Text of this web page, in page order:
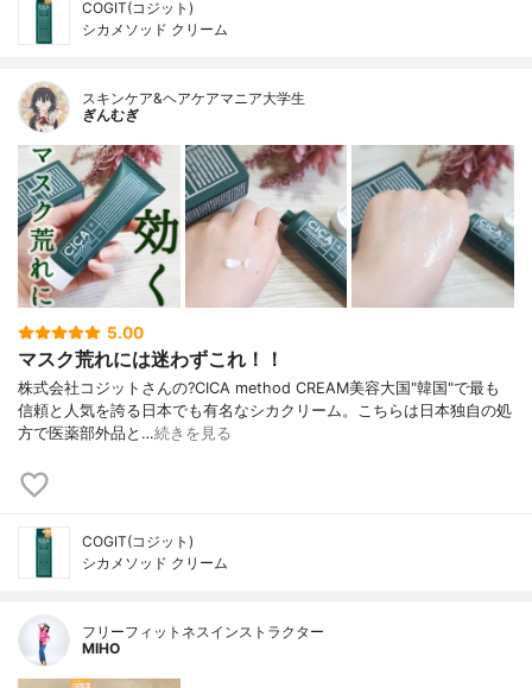
COGIT(コジット)
シカメソッド クリーム
スキンケア&ヘアケアマニア大学生
ぎんむぎ
5.00
マスク荒れには迷わずこれ！！
株式会社コジットさんの?CICA method CREAM美容大国"韓国"で最も
信頼と人気を誇る日本でも有名なシカクリーム。こちらは日本独自の処
方で医薬部外品と…続きを見る
COGIT(コジット)
シカメソッド クリーム
フリーフィットネスインストラクター
MIHO